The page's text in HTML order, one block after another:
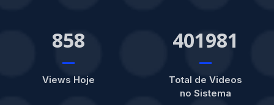
858
Views Hoje
401981
Total de Videos
no Sistema